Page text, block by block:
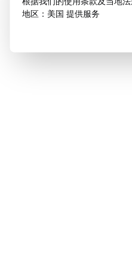
地区：美国 提供服务